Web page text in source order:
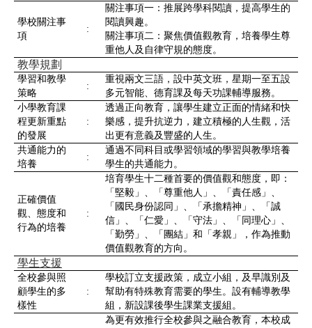
學校關注事
項
:
關注事項一：推展跨學科閱讀，提高學生的
閱讀興趣。
關注事項二：聚焦價值觀教育，培養學生尊
重他人及自律守規的態度。
教學規劃
學習和教學
策略
:
重視兩文三語，設中英文班，星期一至五設
多元智能、德育課及每天功課輔導服務。
小學教育課
程更新重點
的發展
:
透過正向教育，讓學生建立正面的情緒和快
樂感，提升抗逆力，建立積極的人生觀，活
出更有意義及豐盛的人生。
共通能力的
培養
:
通過不同科目或學習領域的學習與教學培養
學生的共通能力。
正確價值
觀、態度和
行為的培養
:
培育學生十二種首要的價值觀和態度，即：
「堅毅」、「尊重他人」、「責任感」、
「國民身份認同」、「承擔精神」、「誠
信」、「仁愛」、「守法」、「同理心」、
「勤勞」、「團結」和「孝親」，作為推動
價值觀教育的方向。
學生支援
全校參與照
顧學生的多
樣性
:
學校訂立支援政策，成立小組，及早識別及
幫助有特殊教育需要的學生。設有輔導教學
組，新設課後學生課業支援組。
為更有效推行全校參與之融合教育，本校成